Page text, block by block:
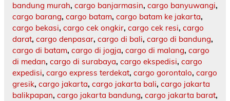
bandung murah, cargo banjarmasin, cargo banyuwangi,
cargo barang, cargo batam, cargo batam ke jakarta,
cargo bekasi, cargo cek ongkir, cargo cek resi, cargo
darat, cargo denpasar, cargo di bali, cargo di bandung,
cargo di batam, cargo di jogja, cargo di malang, cargo
di medan, cargo di surabaya, cargo ekspedisi, cargo
expedisi, cargo express terdekat, cargo gorontalo, cargo
gresik, cargo jakarta, cargo jakarta bali, cargo jakarta
balikpapan, cargo jakarta bandung, cargo jakarta barat,